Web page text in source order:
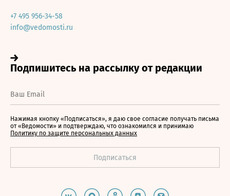
+7 495 956-34-58
info@vedomosti.ru
Нажимая кнопку «Подписаться», я даю свое согласие получать письма
от «Ведомости» и подтверждаю, что ознакомился и принимаю
Политику по защите персональных данных